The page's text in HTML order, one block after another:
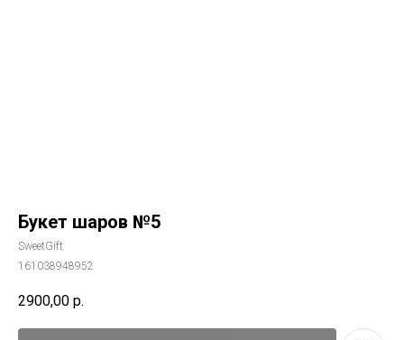
Букет шаров №5
SweetGift
161038948952
2900,00 р.